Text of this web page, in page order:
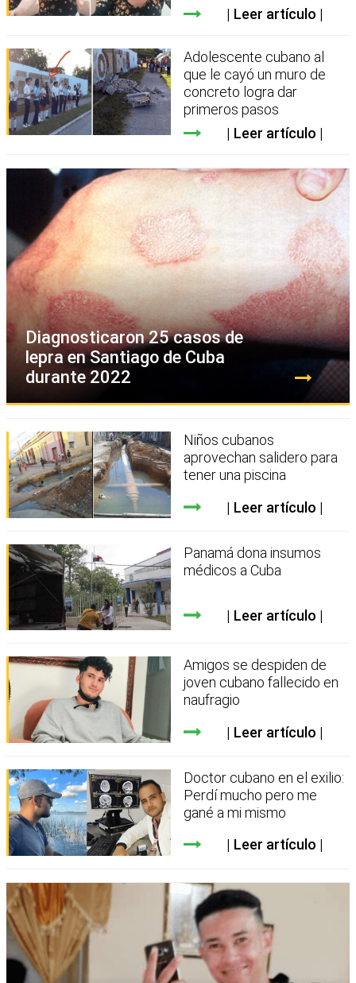
Leer artículo
Adolescente cubano al
que le cayó un muro de
concreto logra dar
primeros pasos
Leer artículo
Diagnosticaron 25 casos de
lepra en Santiago de Cuba
durante 2022
Niños cubanos
aprovechan salidero para
tener una piscina
Leer artículo
Panamá dona insumos
médicos a Cuba
Leer artículo
Amigos se despiden de
joven cubano fallecido en
naufragio
Leer artículo
Doctor cubano en el exilio:
Perdí mucho pero me
gané a mi mismo
Leer artículo